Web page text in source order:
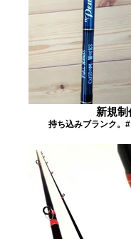
新規制
持ち込みブランク。